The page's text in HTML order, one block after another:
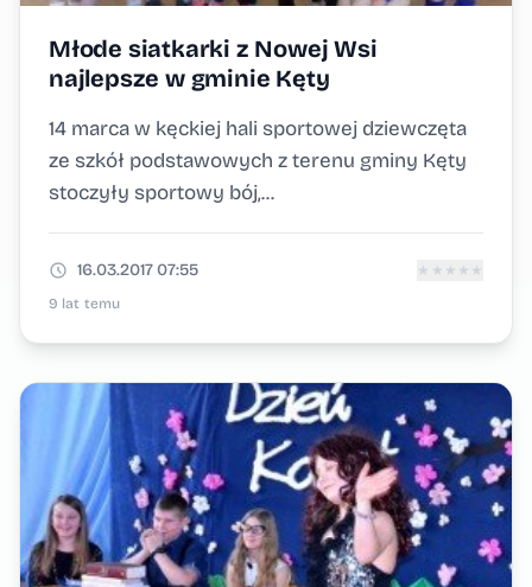
Młode siatkarki z Nowej Wsi
najlepsze w gminie Kęty
14 marca w kęckiej hali sportowej dziewczęta
ze szkół podstawowych z terenu gminy Kęty
stoczyły sportowy bój,...
16.03.2017 07:55 ★ ★ ★ ★ ★
9 lat temu